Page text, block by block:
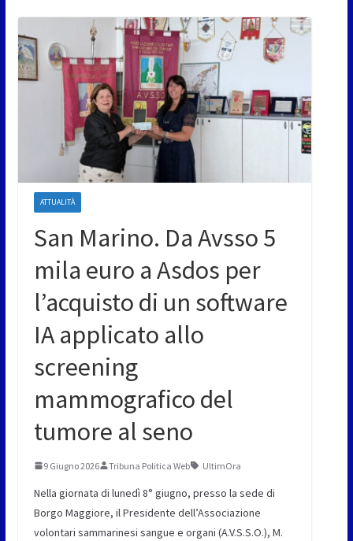
ATTUALITÀ
San Marino. Da Avsso 5
mila euro a Asdos per
l’acquisto di un software
IA applicato allo
screening
mammografico del
tumore al seno
9 Giugno 2026 Tribuna Politica Web UltimOra
Nella giornata di lunedì 8° giugno, presso la sede di
Borgo Maggiore, il Presidente dell’Associazione
volontari sammarinesi sangue e organi (A.V.S.S.O.), M.